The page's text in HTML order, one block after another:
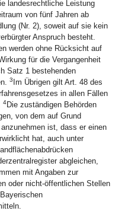
landesrechtliche Leistung
von fünf Jahren ab
(Nr. 2), soweit auf sie kein
Anspruch besteht.
werden ohne Rücksicht auf
für die Vergangenheit
Satz 1 bestehenden
3 Im Übrigen gilt Art. 48 des
in allen Fällen
4Die zuständigen Behörden
von dem auf Grund
ist, dass er einen
hat, auch unter
abgleichen,
mit Angaben zur
oder nicht-öffentlichen Stellen